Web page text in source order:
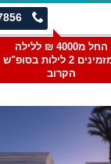
החל מ4000 ₪ ללילה
למזמינים 2 לילות בסופ"ש
הקרוב